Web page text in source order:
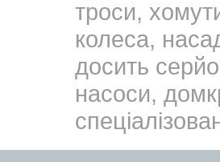
троси,
колеса,
досить
насоси,